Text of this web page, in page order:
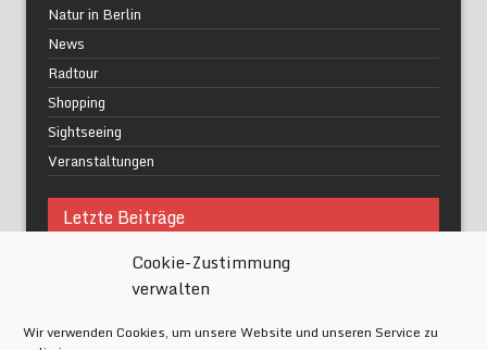
Cookie-Zustimmung
verwalten
Wir verwenden Cookies, um unsere Website und unseren Service zu
Natur in Berlin
News
Radtour
Shopping
Sightseeing
Veranstaltungen
Letzte Beiträge
Was macht urbane Lebensqualität wirklich aus?
Grüne Oasen in Berlin
Festival of Lights Berlin 2024